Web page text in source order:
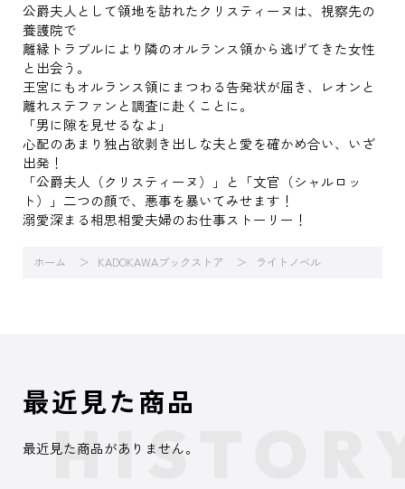
公爵夫人として領地を訪れたクリスティーヌは、視察先の
養護院で
離縁トラブルにより隣のオルランス領から逃げてきた女性
と出会う。
王宮にもオルランス領にまつわる告発状が届き、レオンと
離れステファンと調査に赴くことに。
「男に隙を見せるなよ」
心配のあまり独占欲剥き出しな夫と愛を確かめ合い、いざ
出発！
「公爵夫人（クリスティーヌ）」と「文官（シャルロッ
ト）」二つの顔で、悪事を暴いてみせます！
溺愛深まる相思相愛夫婦のお仕事ストーリー！
ホーム KADOKAWAブックストア ライトノベル
最近見た商品
最近見た商品がありません。